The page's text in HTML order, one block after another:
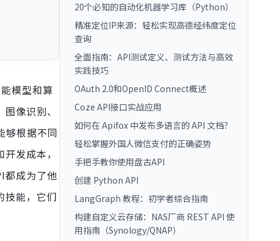
模型和算
像识别、
够根据不同
发成本，
都成为了他
技能，它们
20个必知的自动化机器学习库（Python）
精准定位IP来源：轻松实现高德经纬度定位
查询
全面指南：API测试定义、测试方法与高效
实践技巧
OAuth 2.0和OpenID Connect概述
Coze API接口实战应用
如何在 Apifox 中发布多语言的 API 文档？
轻松掌握外国人微信支付的正确姿势
手把手教你使用盘古API
创建 Python API
LangGraph 教程：初学者综合指南
构建自定义云存储：NAS厂商 REST API 使
用指南（Synology/QNAP）